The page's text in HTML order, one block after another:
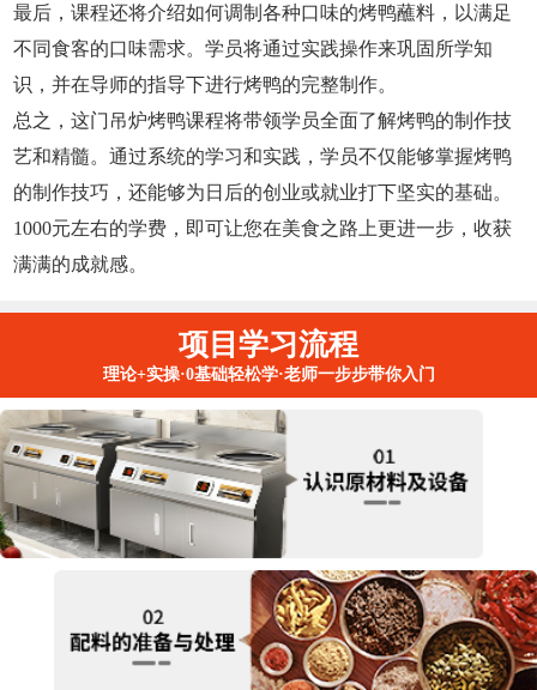
最后，课程还将介绍如何调制各种口味的烤鸭蘸料，以满足
不同食客的口味需求。学员将通过实践操作来巩固所学知
识，并在导师的指导下进行烤鸭的完整制作。
总之，这门吊炉烤鸭课程将带领学员全面了解烤鸭的制作技
艺和精髓。通过系统的学习和实践，学员不仅能够掌握烤鸭
的制作技巧，还能够为日后的创业或就业打下坚实的基础。
1000元左右的学费，即可让您在美食之路上更进一步，收获
满满的成就感。
项目学习流程
理论+实操·0基础轻松学·老师一步步带你入门